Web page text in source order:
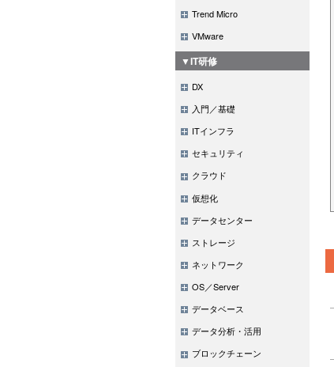
Trend Micro
VMware
▼IT研修
DX
入門／基礎
ITインフラ
セキュリティ
クラウド
仮想化
データセンター
ストレージ
ネットワーク
OS／Server
データベース
データ分析・活用
ブロックチェーン